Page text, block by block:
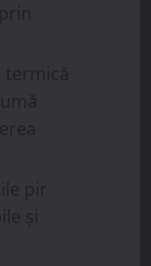
termică
pir
și